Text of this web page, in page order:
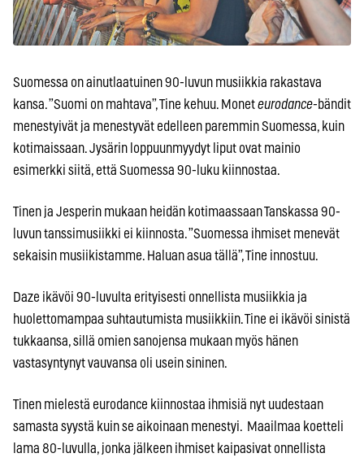
Suomessa on ainutlaatuinen 90-luvun musiikkia rakastava
kansa. ”Suomi on mahtava”, Tine kehuu. Moneteurodance-bändit
menestyivät ja menestyvät edelleen paremmin Suomessa, kuin
kotimaissaan. Jysärin loppuunmyydyt liput ovat mainio
esimerkki siitä, että Suomessa 90-luku kiinnostaa.
Tinen ja Jesperin mukaan heidän kotimaassaan Tanskassa 90-
luvun tanssimusiikki ei kiinnosta. ”Suomessa ihmiset menevät
sekaisin musiikistamme. Haluan asua tällä”, Tine innostuu.
Daze ikävöi 90-luvulta erityisesti onnellista musiikkia ja
huolettomampaa suhtautumista musiikkiin. Tine ei ikävöi sinistä
tukkaansa, sillä omien sanojensa mukaan myös hänen
vastasyntynyt vauvansa oli usein sininen.
Tinen mielestä eurodance kiinnostaa ihmisiä nyt uudestaan
samasta syystä kuin se aikoinaan menestyi. Maailmaa koetteli
lama 80-luvulla, jonka jälkeen ihmiset kaipasivat onnellista